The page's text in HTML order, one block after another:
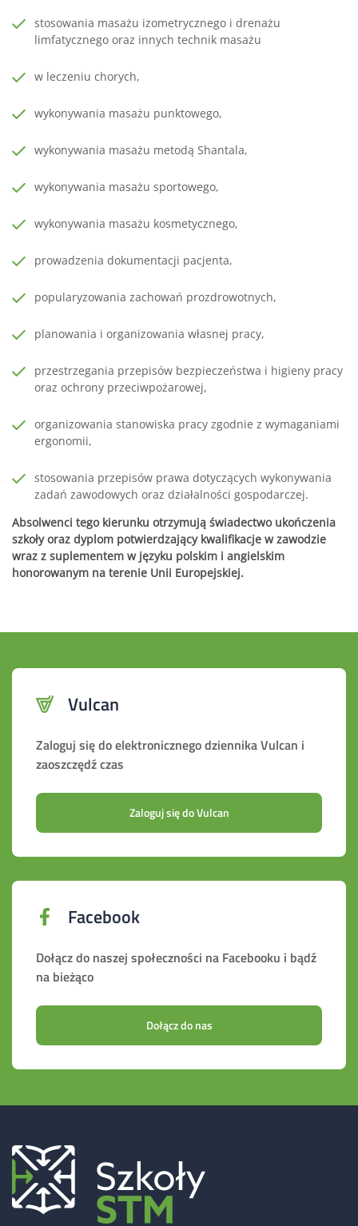
stosowania masażu izometrycznego i drenażu
limfatycznego oraz innych technik masażu
w leczeniu chorych,
wykonywania masażu punktowego,
wykonywania masażu metodą Shantala,
wykonywania masażu sportowego,
wykonywania masażu kosmetycznego,
prowadzenia dokumentacji pacjenta,
popularyzowania zachowań prozdrowotnych,
planowania i organizowania własnej pracy,
przestrzegania przepisów bezpieczeństwa i higieny pracy
oraz ochrony przeciwpożarowej,
organizowania stanowiska pracy zgodnie z wymaganiami
ergonomii,
stosowania przepisów prawa dotyczących wykonywania
zadań zawodowych oraz działalności gospodarczej.
Absolwenci tego kierunku otrzymują świadectwo ukończenia
szkoły oraz dyplom potwierdzający kwalifikacje w zawodzie
wraz z suplementem w języku polskim i angielskim
honorowanym na terenie Unii Europejskiej.
Vulcan
Zaloguj się do elektronicznego dziennika Vulcan i
zaoszczędź czas
Zaloguj się do Vulcan
Facebook
Dołącz do naszej społeczności na Facebooku i bądź
na bieżąco
Dołącz do nas